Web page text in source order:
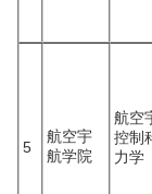
5
航空宇
航学院
航空
控制
力学